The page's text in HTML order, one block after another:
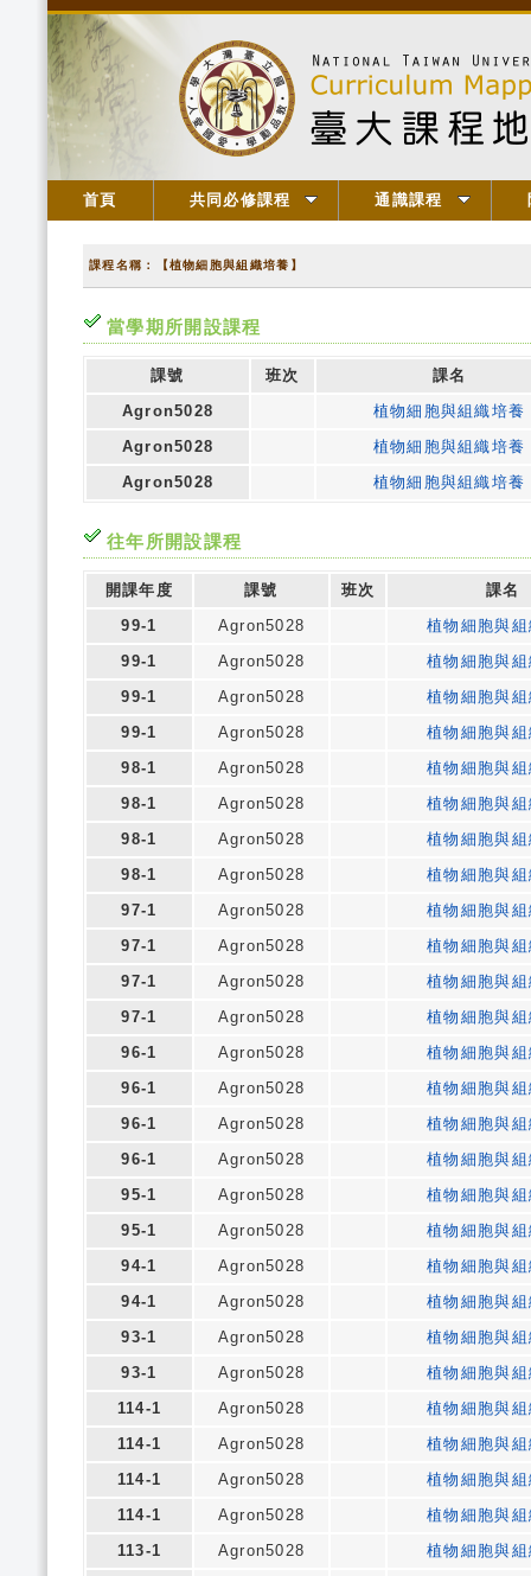
首頁 共同必修課程 通識課程
課程名稱：【植物細胞與組織培養】
當學期所開設課程
課號 班次
課名
Agron5028
植物細胞與組織培養
Agron5028
植物細胞與組織培養
Agron5028
植物細胞與組織培養
往年所開設課程
開課年度 課號 班次
課名
99-1
Agron5028
植物細胞與
99-1
Agron5028
植物細胞與
99-1
Agron5028
植物細胞與
99-1
Agron5028
植物細胞與
98-1
Agron5028
植物細胞與
98-1
Agron5028
植物細胞與
98-1
Agron5028
植物細胞與
98-1
Agron5028
植物細胞與
97-1
Agron5028
植物細胞與
97-1
Agron5028
植物細胞與
97-1
Agron5028
植物細胞與
97-1
Agron5028
植物細胞與
96-1
Agron5028
植物細胞與
96-1
Agron5028
植物細胞與
96-1
Agron5028
植物細胞與
96-1
Agron5028
植物細胞與
95-1
Agron5028
植物細胞與
95-1
Agron5028
植物細胞與
94-1
Agron5028
植物細胞與
94-1
Agron5028
植物細胞與
93-1
Agron5028
植物細胞與
93-1
Agron5028
植物細胞與
114-1
Agron5028
植物細胞與
114-1
Agron5028
植物細胞與
114-1
Agron5028
植物細胞與
114-1
Agron5028
植物細胞與
113-1
Agron5028
植物細胞與